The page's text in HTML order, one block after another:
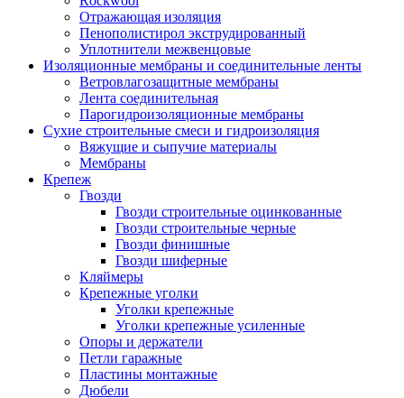
Отражающая изоляция
Пенополистирол экструдированный
Уплотнители межвенцовые
Изоляционные мембраны и соединительные ленты
Ветровлагозащитные мембраны
Лента соединительная
Парогидроизоляционные мембраны
Сухие строительные смеси и гидроизоляция
Вяжущие и сыпучие материалы
Мембраны
Крепеж
Гвозди
Гвозди строительные оцинкованные
Гвозди строительные черные
Гвозди финишные
Гвозди шиферные
Кляймеры
Крепежные уголки
Уголки крепежные
Уголки крепежные усиленные
Опоры и держатели
Петли гаражные
Пластины монтажные
Дюбели